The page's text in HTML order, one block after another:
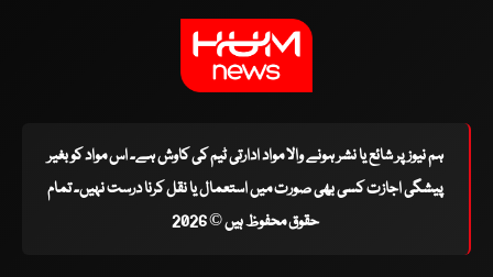
ہم نیوز پر شائع یا نشر ہونے والا مواد ادارتی ٹیم کی کاوش ہے۔ اس مواد کو بغیر
پیشگی اجازت کسی بھی صورت میں استعمال یا نقل کرنا درست نہیں۔ تمام
حقوق محفوظ ہیں © 2026